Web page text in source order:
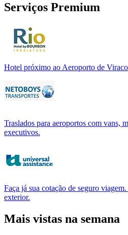
Serviços Premium
Hotel próximo ao Aeroporto de
Traslados para aeroportos com vans,
executivos.
Faça já sua cotação de seguro
exterior.
Mais vistas na semana